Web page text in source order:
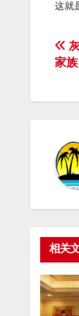
这就
文
章
导
家族
相关